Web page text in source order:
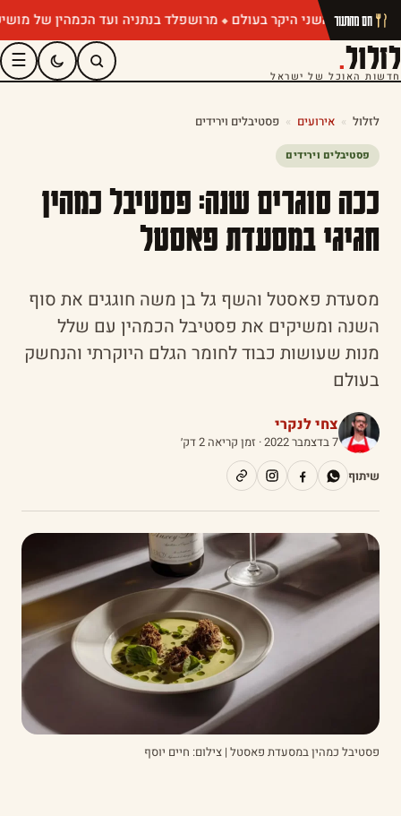
מרושפלד בנתניה ועד הכמהין של מושיק חם מהתנור
לזלול.
חדשות האוכל של ישראל
☰
לזלול » אירועים » פסטיבלים וירידים
פסטיבלים וירידים
ככה סוגרים שנה: פסטיבל כמהין
חגיגי במסעדת פאסטל
מסעדת פאסטל והשף גל בן משה חוגגים את סוף
השנה ומשיקים את פסטיבל הכמהין עם שלל
מנות שעושות כבוד לחומר הגלם היוקרתי והנחשק
בעולם
צחי לנקרי
7 בדצמבר 2022
· זמן קריאה 2 דק׳
שיתוף
פסטיבל כמהין במסעדת פאסטל | צילום: חיים יוסף